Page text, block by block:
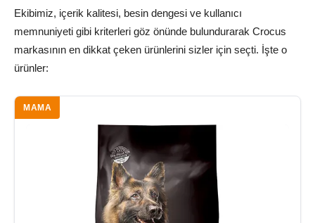
Ekibimiz, içerik kalitesi, besin dengesi ve kullanıcı
memnuniyeti gibi kriterleri göz önünde bulundurarak Crocus
markasının en dikkat çeken ürünlerini sizler için seçti. İşte o
ürünler:
MAMA